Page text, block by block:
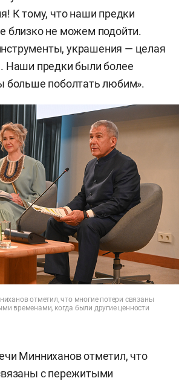
К тому, что наши предки
близко не можем подойти.
украшения — целая
Наши предки были более
больше поболтать любим».
отметил, что многие потери связаны
временами, когда были другие ценности
Минниханов отметил, что
с пережитыми